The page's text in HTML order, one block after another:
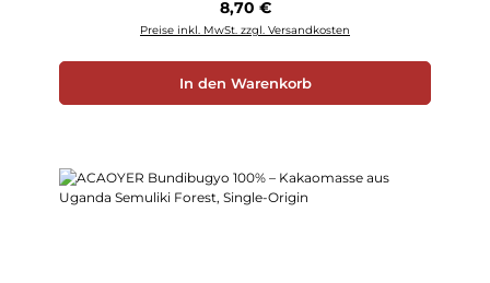
Regulärer Preis:
8,70 €
Preise inkl. MwSt. zzgl. Versandkosten
In den Warenkorb